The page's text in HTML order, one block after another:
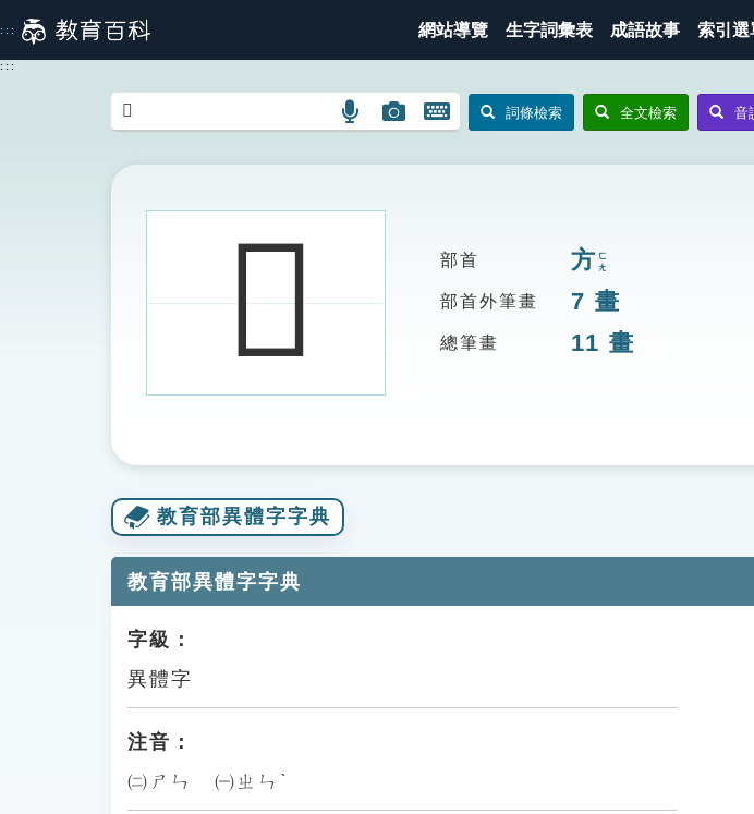
到
主
::: 網站導覽 生字詞彙表 成語故事 索引選
:::
語
搜
圖
圖
搜
開
鍵
詞條檢索 全文檢索 音
𣃵 部首 方 ㄈㄤ
部首外筆畫 7 畫
總筆畫 11 畫
教育部異體字字典
教育部異體字字典
字級：
異體字
注音：
㈡ㄕㄣ ㈠ㄓㄣˋ